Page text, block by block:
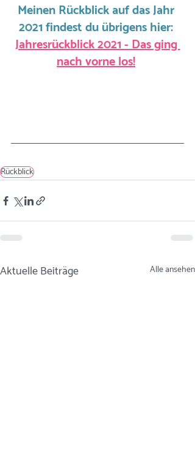
Meinen Rückblick auf das Jahr
2021 findest du übrigens hier:
Jahresrückblick 2021 - Das ging
nach vorne los!
Rückblick
Aktuelle Beiträge Alle ansehen